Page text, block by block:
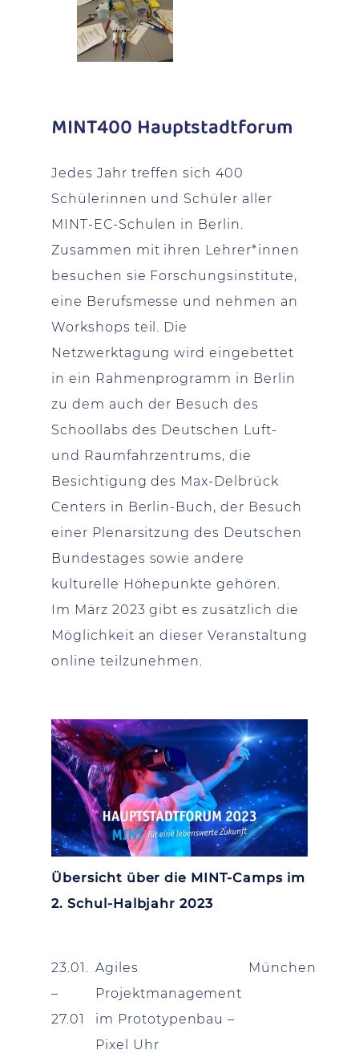
MINT400 Hauptstadtforum
Jedes Jahr treffen sich 400
Schülerinnen und Schüler aller
MINT-EC-Schulen in Berlin.
Zusammen mit ihren Lehrer*innen
besuchen sie Forschungsinstitute,
eine Berufsmesse und nehmen an
Workshops teil. Die
Netzwerktagung wird eingebettet
in ein Rahmenprogramm in Berlin
zu dem auch der Besuch des
Schoollabs des Deutschen Luft-
und Raumfahrzentrums, die
Besichtigung des Max-Delbrück
Centers in Berlin-Buch, der Besuch
einer Plenarsitzung des Deutschen
Bundestages sowie andere
kulturelle Höhepunkte gehören.
Im März 2023 gibt es zusätzlich die
Möglichkeit an dieser Veranstaltung
online teilzunehmen.
Übersicht über die MINT-Camps im
2. Schul-Halbjahr 2023
23.01.
–
27.01
Agiles
Projektmanagement
im Prototypenbau –
Pixel Uhr
München